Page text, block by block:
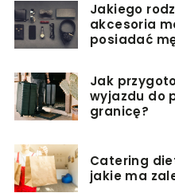
Jakiego
akcesoria
posiadać
Jak
wyjazdu do
granicę?
Catering
jakie ma